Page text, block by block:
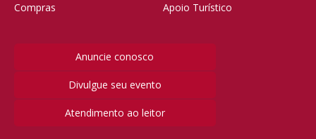
Compras Apoio Turístico
Anuncie conosco
Divulgue seu evento
Atendimento ao leitor